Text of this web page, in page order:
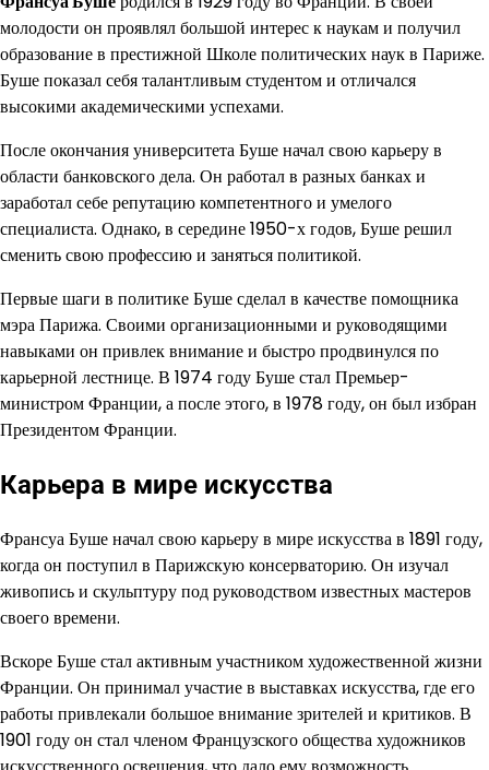
молодости он проявлял большой интерес к наукам и получил
образование в престижной Школе политических наук в Париже.
Буше показал себя талантливым студентом и отличался
высокими академическими успехами.
После окончания университета Буше начал свою карьеру в
области банковского дела. Он работал в разных банках и
заработал себе репутацию компетентного и умелого
специалиста. Однако, в середине 1950-х годов, Буше решил
сменить свою профессию и заняться политикой.
Первые шаги в политике Буше сделал в качестве помощника
мэра Парижа. Своими организационными и руководящими
навыками он привлек внимание и быстро продвинулся по
карьерной лестнице. В 1974 году Буше стал Премьер-
министром Франции, а после этого, в 1978 году, он был избран
Президентом Франции.
Карьера в мире искусства
Франсуа Буше начал свою карьеру в мире искусства в 1891 году,
когда он поступил в Парижскую консерваторию. Он изучал
живопись и скульптуру под руководством известных мастеров
своего времени.
Вскоре Буше стал активным участником художественной жизни
Франции. Он принимал участие в выставках искусства, где его
работы привлекали большое внимание зрителей и критиков. В
1901 году он стал членом Французского общества художников